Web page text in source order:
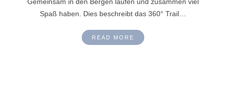
Gemeinsam in den Bergen laufen und zusammen viel
Spaß haben. Dies beschreibt das 360° Trail…
READ MORE